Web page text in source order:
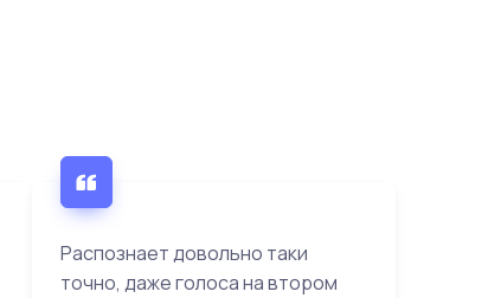
Распознает довольно таки
точно, даже голоса на втором